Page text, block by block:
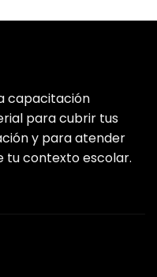
capacitación
para cubrir tus
y para atender
tu contexto escolar.